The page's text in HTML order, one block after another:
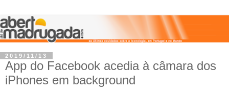
2019/11/13
App do Facebook acedia à câmara dos
iPhones em background